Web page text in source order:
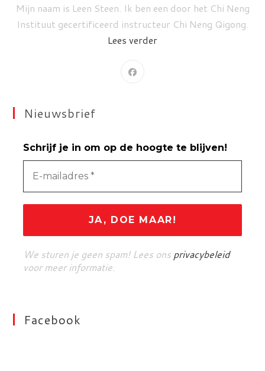
Mijn naam is Leen Steen. Ik ben een door het Chi Neng
Instituut gecertificeerd instructeur Chi Neng Qigong.
Lees verder
Nieuwsbrief
Schrijf je in om op de hoogte te blijven!
We sturen je geen spam! Lees ons privacybeleid
voor meer informatie.
Facebook